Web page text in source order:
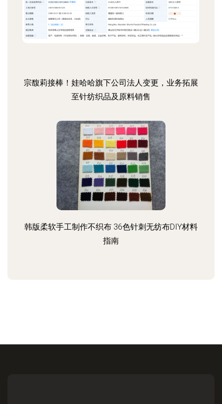
宗馥莉接棒！娃哈哈旗下公司法人变更，业务拓展
至针纺织品及原料销售
韩版柔软手工制作不织布 36色针刺无纺布DIY材料
指南